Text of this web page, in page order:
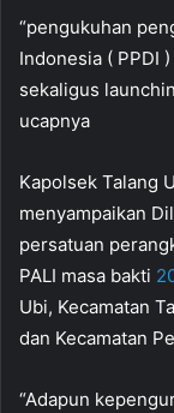
“pengukuhan
Indonesia ( PPDI
sekaligus
ucapnya
Kapolsek Talang
menyampaikan
persatuan
PALI masa bakti
Ubi, Kecamatan
dan Kecamatan
“Adapun